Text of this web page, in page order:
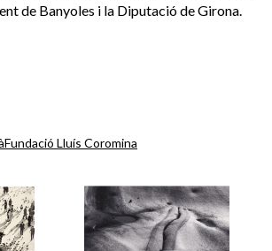
de Banyoles i la Diputació de Girona.
Fundació Lluís Coromina